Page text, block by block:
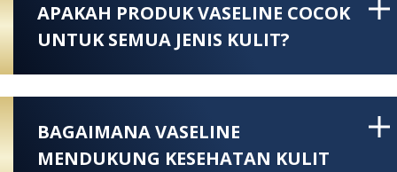
APAKAH PRODUK VASELINE COCOK
UNTUK SEMUA JENIS KULIT?
BAGAIMANA VASELINE
MENDUKUNG KESEHATAN KULIT